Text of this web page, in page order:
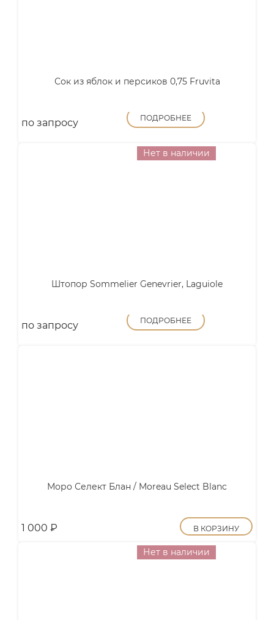
Сок из яблок и персиков 0,75 Fruvita
по запросу ПОДРОБНЕЕ
Нет в наличии
Штопор Sommelier Genevrier, Laguiole
по запросу ПОДРОБНЕЕ
Моро Селект Блан / Moreau Select Blanc
1 000 ₽ В КОРЗИНУ
Нет в наличии